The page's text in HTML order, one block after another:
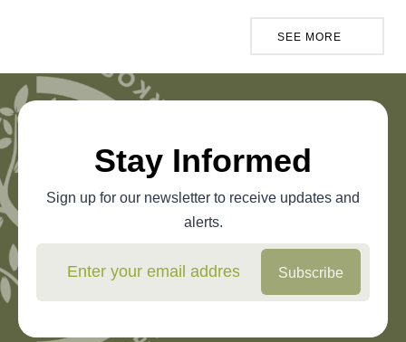
SEE MORE
Stay Informed
Sign up for our newsletter to receive updates and
alerts.
Subscribe